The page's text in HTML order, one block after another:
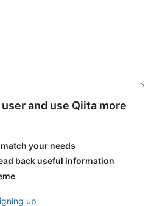
and use Qiita more
your needs
back useful information
up